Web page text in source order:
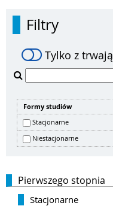
Filtry
Tylko z
Formy studiów
Stacjonarne
Niestacjonarne
Pierwszego stopnia
Stacjonarne